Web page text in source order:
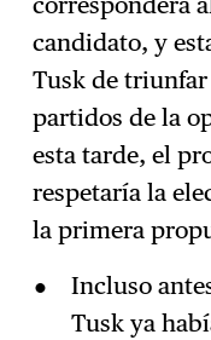
candidato, y
Tusk de
partidos de la
esta tarde, el
respetaría la
la primera
Incluso
Tusk ya